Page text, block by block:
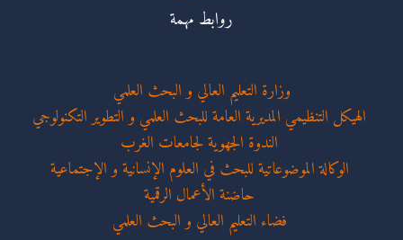
روابط مهمة
وزارة التعليم العالي و البحث العلمي
الهيكل التنظيمي المديرية العامة للبحث العلمي و التطوير التكنولوجي
الندوة الجهوية لجامعات الغرب
الوكالة الموضوعاتية للبحث في العلوم الإنسانية و الإجتماعية
حاضنة الأعمال الرقمية
فضاء التعليم العالي و البحث العلمي